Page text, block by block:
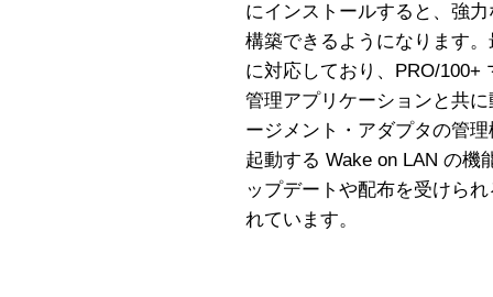
にインストールすると、強
構築できるようになります
に対応しており、PRO/100+
管理アプリケーションと共
ージメント・アダプタの管
起動する Wake on LAN の機
ップデートや配布を受けら
れています。